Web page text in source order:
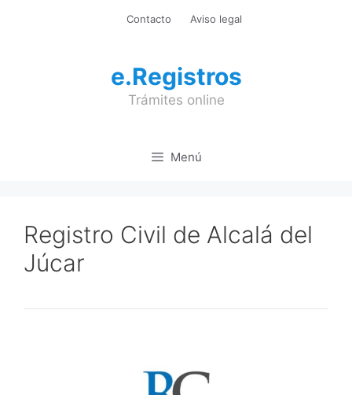
Contacto Aviso legal
e.Registros
Trámites online
Menú
Registro Civil de Alcalá del
Júcar